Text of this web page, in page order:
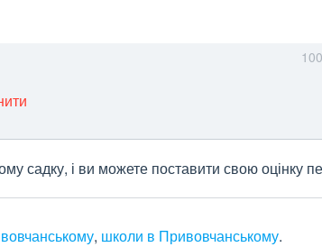
садку, і ви можете поставити свою оцінку
, школи в Привовчанському.